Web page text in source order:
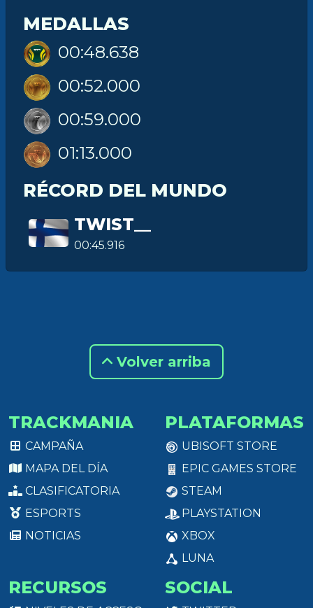
MEDALLAS
00:48.638
00:52.000
00:59.000
01:13.000
RÉCORD DEL MUNDO
TWIST__
00:45.916
Volver arriba
TRACKMANIA
CAMPAÑA
MAPA DEL DÍA
CLASIFICATORIA
ESPORTS
NOTICIAS
PLATAFORMAS
UBISOFT STORE
EPIC GAMES STORE
STEAM
PLAYSTATION
XBOX
LUNA
RECURSOS SOCIAL